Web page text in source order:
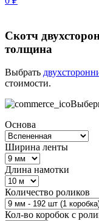
Скотч
толщина
Выбрать
стоимости.
Основа
Ширина ленты
Длина намотки
Количество роликов
Кол-во коробок с